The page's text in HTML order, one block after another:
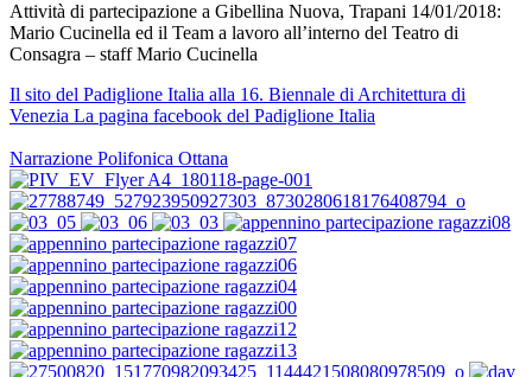
Attività di partecipazione a Gibellina Nuova, Trapani 14/01/2018:
Mario Cucinella ed il Team a lavoro all’interno del Teatro di
Consagra – staff Mario Cucinella
Il sito del Padiglione Italia alla 16. Biennale di Architettura di
Venezia La pagina facebook del Padiglione Italia
Narrazione Polifonica Ottana